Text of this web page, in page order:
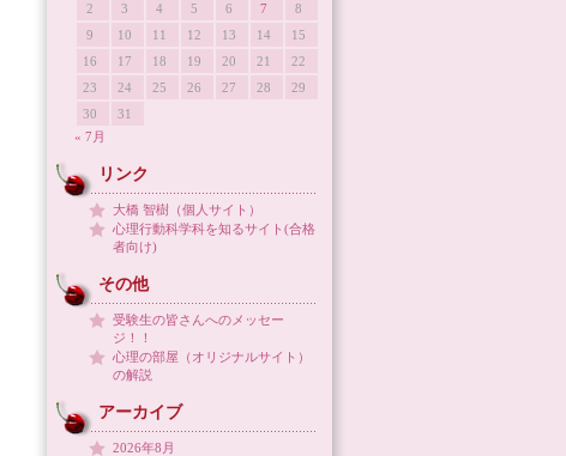
2
3 4 5 6 7
8
9
10 11 12 13 14
15
16
17 18 19 20 21
22
23
24 25 26 27 28
29
30
31
« 7月
リンク
大橋 智樹（個人サイト）
心理行動科学科を知るサイト(合格
者向け)
その他
受験生の皆さんへのメッセー
ジ！！
心理の部屋（オリジナルサイト）
の解説
アーカイブ
2026年8月